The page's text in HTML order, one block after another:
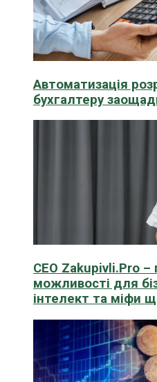
Автоматизація
бухгалтеру
CEO Zakupivli.Pro –
можливості для
інтелект та міфи